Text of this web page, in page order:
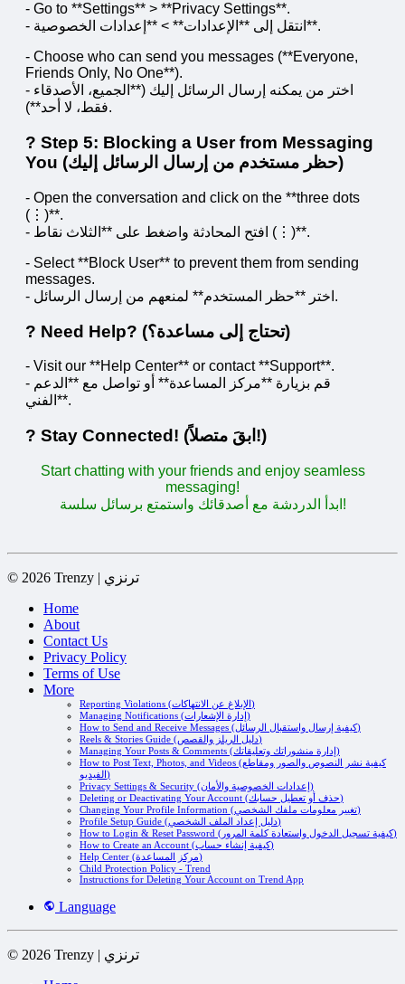
- Go to **Settings** > **Privacy Settings**.
- انتقل إلى **الإعدادات** > **إعدادات الخصوصية**.
- Choose who can send you messages (**Everyone,
Friends Only, No One**).
- اختر من يمكنه إرسال الرسائل إليك (**الجميع، الأصدقاء
فقط، لا أحد**).
? Step 5: Blocking a User from Messaging
You (حظر مستخدم من إرسال الرسائل إليك)
- Open the conversation and click on the **three dots
(⋮)**.
- افتح المحادثة واضغط على **الثلاث نقاط (⋮)**.
- Select **Block User** to prevent them from sending
messages.
- اختر **حظر المستخدم** لمنعهم من إرسال الرسائل.
? Need Help? (تحتاج إلى مساعدة؟)
- Visit our **Help Center** or contact **Support**.
- قم بزيارة **مركز المساعدة** أو تواصل مع **الدعم
الفني**.
? Stay Connected! (ابقَ متصلاً!)
Start chatting with your friends and enjoy seamless
messaging!
ابدأ الدردشة مع أصدقائك واستمتع برسائل سلسة!
© 2026 Trenzy | ترنزي
Home
About
Contact Us
Privacy Policy
Terms of Use
More
Reporting Violations (الإبلاغ عن الانتهاكات)
Managing Notifications (إدارة الإشعارات)
How to Send and Receive Messages (كيفية إرسال واستقبال الرسائل)
Reels & Stories Guide (دليل الريلز والقصص)
Managing Your Posts & Comments (إدارة منشوراتك وتعليقاتك)
How to Post Text, Photos, and Videos (كيفية نشر النصوص والصور ومقاطع
الفيديو)
Privacy Settings & Security (إعدادات الخصوصية والأمان)
Deleting or Deactivating Your Account (حذف أو تعطيل حسابك)
Changing Your Profile Information (تغيير معلومات ملفك الشخصي)
Profile Setup Guide (دليل إعداد الملف الشخصي)
How to Login & Reset Password (كيفية تسجيل الدخول واستعادة كلمة المرور)
How to Create an Account (كيفية إنشاء حساب)
Help Center (مركز المساعدة)
Child Protection Policy - Trend
Instructions for Deleting Your Account on Trend App
Language
© 2026 Trenzy | ترنزي